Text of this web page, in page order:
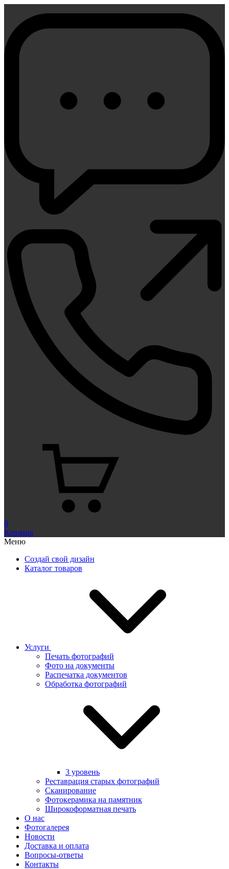
0
Корзина
Меню
Создай свой дизайн
Каталог товаров
Услуги
Печать фотографий
Фото на документы
Распечатка документов
Обработка фотографий
3 уровень
Реставрация старых фотографий
Сканирование
Фотокерамика на памятник
Широкоформатная печать
О нас
Фотогалерея
Новости
Доставка и оплата
Вопросы-ответы
Контакты